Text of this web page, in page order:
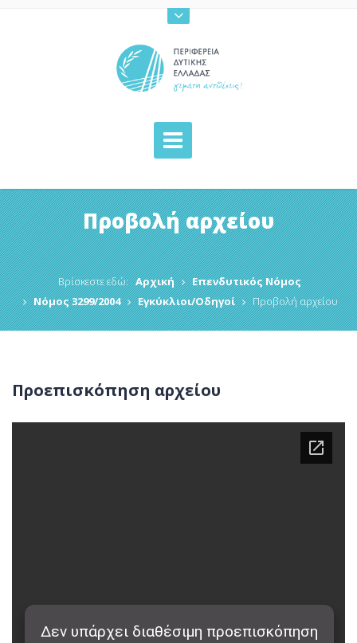
Προβολή αρχείου
Βρίσκεστε εδώ: Αρχική
Επενδυτικός Νόμος
Νόμος 3299/2004
Εγκύκλιοι/Οδηγοί Προβολή αρχείου
Προεπισκόπηση αρχείου